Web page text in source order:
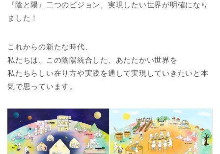
『陰と陽』二つのビジョン、実現したい世界が明確になり
ました！
これからの新たな時代、
私たちは、この陰陽統合した、あたたかい世界を
私たちらしい在り方や実践を通して実現していきたいと本
気で思っています。